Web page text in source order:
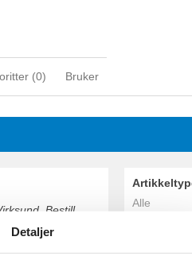
(0) Bruker
Bestill
Alle
Detaljer